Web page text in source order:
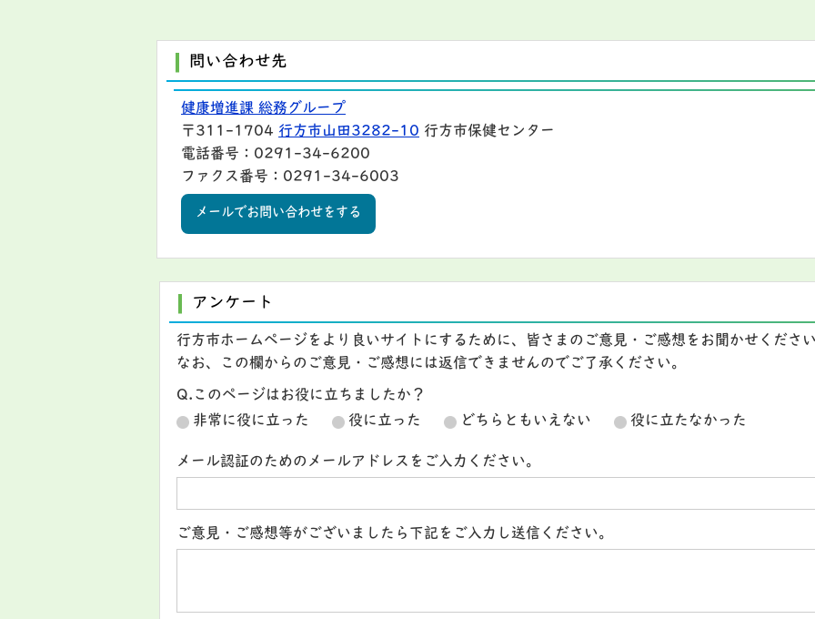
問い合わせ先
健康増進課 総務グループ
〒311-1704 行方市山田3282-10 行方市保健センター
電話番号：0291-34-6200
ファクス番号：0291-34-6003
メールでお問い合わせをする
アンケート
行方市ホームページをより良いサイトにするために、皆さまのご意見・ご感想をお聞かせくださ
なお、この欄からのご意見・ご感想には返信できませんのでご了承ください。
Q.このページはお役に立ちましたか？
非常に役に立った
役に立った どちらともいえない 役に立たなかった
メール認証のためのメールアドレスをご入力ください。
ご意見・ご感想等がございましたら下記をご入力し送信ください。